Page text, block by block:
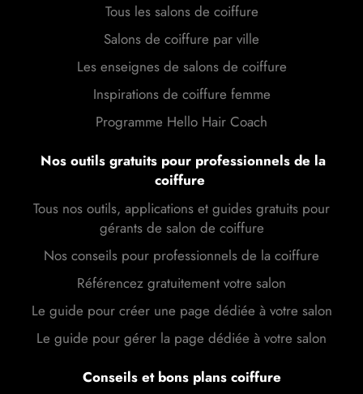
Tous les salons de coiffure
Salons de coiffure par ville
Les enseignes de salons de coiffure
Inspirations de coiffure femme
Programme Hello Hair Coach
Nos outils gratuits pour professionnels de la
coiffure
Tous nos outils, applications et guides gratuits pour
gérants de salon de coiffure
Nos conseils pour professionnels de la coiffure
Référencez gratuitement votre salon
Le guide pour créer une page dédiée à votre salon
Le guide pour gérer la page dédiée à votre salon
Conseils et bons plans coiffure